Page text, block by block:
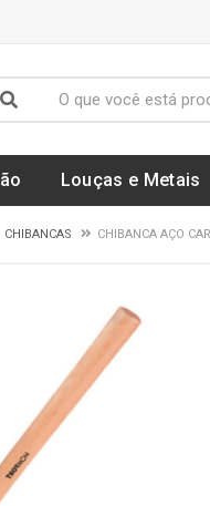
Louças e Metais
CHIBANCAS CHIBANCA AÇO